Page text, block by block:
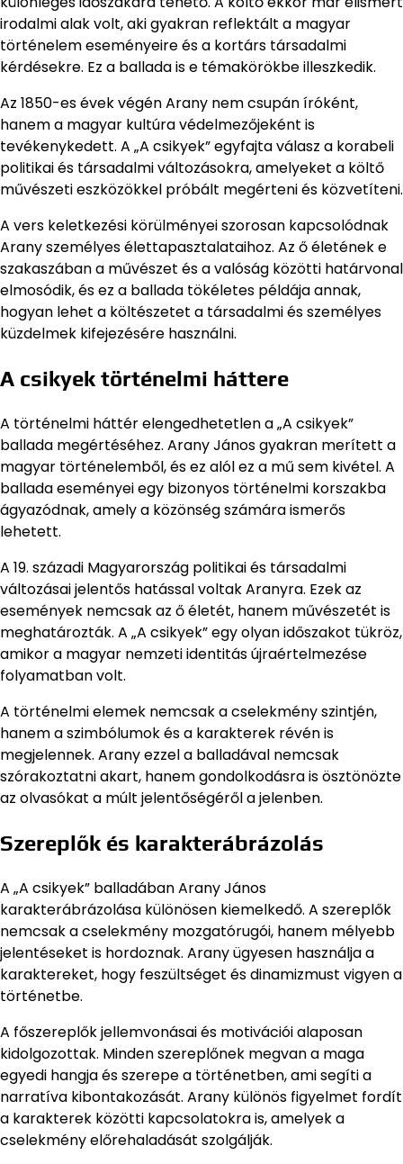
irodalmi alak volt, aki gyakran reflektált a magyar
történelem eseményeire és a kortárs társadalmi
kérdésekre. Ez a ballada is e témakörökbe illeszkedik.
Az 1850-es évek végén Arany nem csupán íróként,
hanem a magyar kultúra védelmezőjeként is
tevékenykedett. A „A csikyek” egyfajta válasz a korabeli
politikai és társadalmi változásokra, amelyeket a költő
művészeti eszközökkel próbált megérteni és közvetíteni.
A vers keletkezési körülményei szorosan kapcsolódnak
Arany személyes élettapasztalataihoz. Az ő életének e
szakaszában a művészet és a valóság közötti határvonal
elmosódik, és ez a ballada tökéletes példája annak,
hogyan lehet a költészetet a társadalmi és személyes
küzdelmek kifejezésére használni.
A csikyek történelmi háttere
A történelmi háttér elengedhetetlen a „A csikyek”
ballada megértéséhez. Arany János gyakran merített a
magyar történelemből, és ez alól ez a mű sem kivétel. A
ballada eseményei egy bizonyos történelmi korszakba
ágyazódnak, amely a közönség számára ismerős
lehetett.
A 19. századi Magyarország politikai és társadalmi
változásai jelentős hatással voltak Aranyra. Ezek az
események nemcsak az ő életét, hanem művészetét is
meghatározták. A „A csikyek” egy olyan időszakot tükröz,
amikor a magyar nemzeti identitás újraértelmezése
folyamatban volt.
A történelmi elemek nemcsak a cselekmény szintjén,
hanem a szimbólumok és a karakterek révén is
megjelennek. Arany ezzel a balladával nemcsak
szórakoztatni akart, hanem gondolkodásra is ösztönözte
az olvasókat a múlt jelentőségéről a jelenben.
Szereplők és karakterábrázolás
A „A csikyek” balladában Arany János
karakterábrázolása különösen kiemelkedő. A szereplők
nemcsak a cselekmény mozgatórugói, hanem mélyebb
jelentéseket is hordoznak. Arany ügyesen használja a
karaktereket, hogy feszültséget és dinamizmust vigyen a
történetbe.
A főszereplők jellemvonásai és motivációi alaposan
kidolgozottak. Minden szereplőnek megvan a maga
egyedi hangja és szerepe a történetben, ami segíti a
narratíva kibontakozását. Arany különös figyelmet fordít
a karakterek közötti kapcsolatokra is, amelyek a
cselekmény előrehaladását szolgálják.